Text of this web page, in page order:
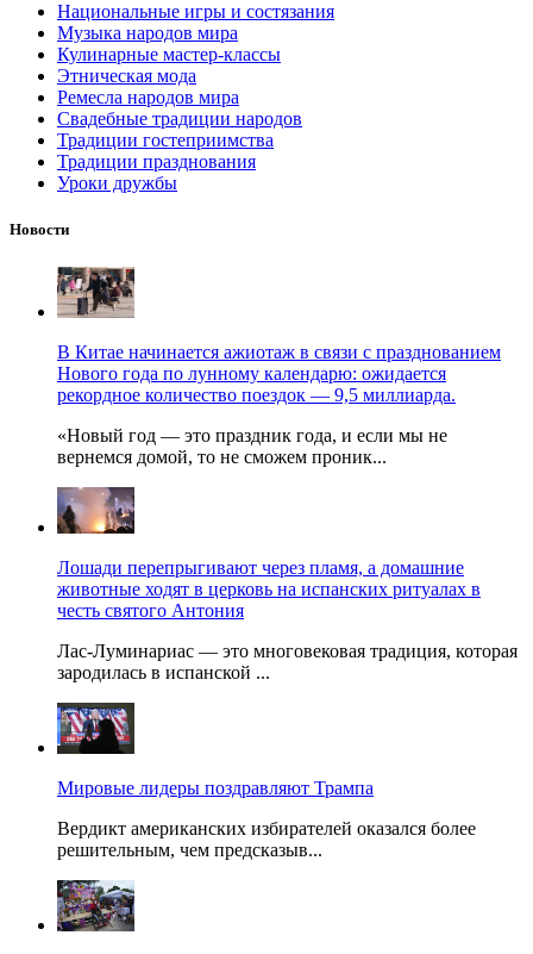
Национальные игры и состязания
Музыка народов мира
Кулинарные мастер-классы
Этническая мода
Ремесла народов мира
Свадебные традиции народов
Традиции гостеприимства
Традиции празднования
Уроки дружбы
Новости
В Китае начинается ажиотаж в связи с празднованием
Нового года по лунному календарю: ожидается
рекордное количество поездок — 9,5 миллиарда.
«Новый год — это праздник года, и если мы не
вернемся домой, то не сможем проник...
Лошади перепрыгивают через пламя, а домашние
животные ходят в церковь на испанских ритуалах в
честь святого Антония
Лас-Луминариас — это многовековая традиция, которая
зародилась в испанской ...
Мировые лидеры поздравляют Трампа
Вердикт американских избирателей оказался более
решительным, чем предсказыв...